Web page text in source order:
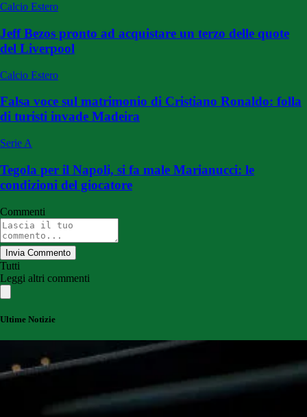
Calcio Estero
Jeff Bezos pronto ad acquistare un terzo delle quote
del Liverpool
Calcio Estero
Falsa voce sul matrimonio di Cristiano Ronaldo: folla
di turisti invade Madeira
Serie A
Tegola per il Napoli, si fa male Marianucci: le
condizioni del giocatore
Commenti
Invia Commento
Tutti
Leggi altri commenti
Ultime Notizie